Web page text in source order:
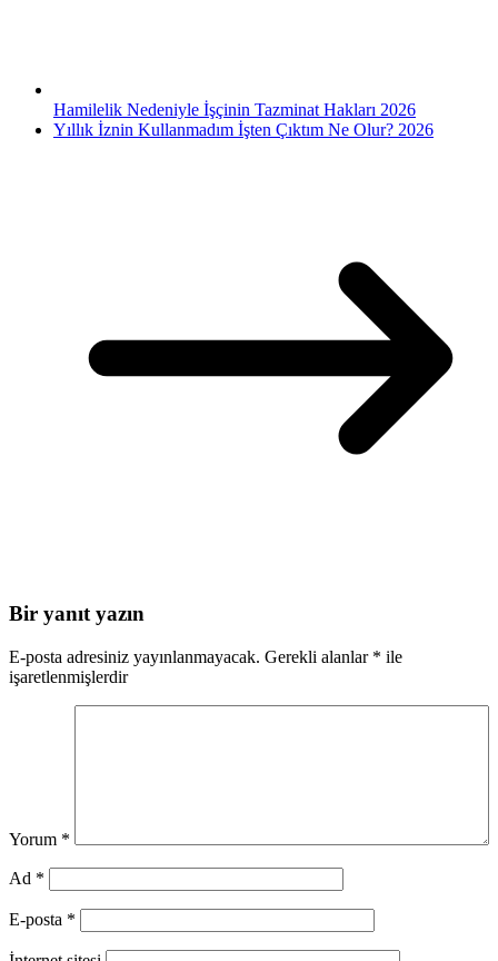
Hamilelik Nedeniyle İşçinin Tazminat Hakları 2026
Yıllık İznin Kullanmadım İşten Çıktım Ne Olur? 2026
Bir yanıt yazın
E-posta adresiniz yayınlanmayacak. Gerekli alanlar * ile
işaretlenmişlerdir
Yorum *
Ad *
E-posta *